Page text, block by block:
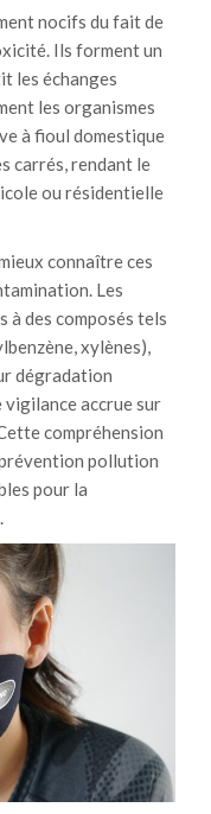
nocifs du fait de
Ils forment un
les échanges
les organismes
à fioul domestique
carrés, rendant le
ou résidentielle
connaître ces
Les
à des composés tels
xylènes),
dégradation
vigilance accrue sur
compréhension
pollution
pour la